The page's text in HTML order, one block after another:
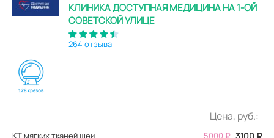
КЛИНИКА ДОСТУПНАЯ МЕДИЦИНА НА 1-ОЙ
СОВЕТСКОЙ УЛИЦЕ
264 отзыва
Цена, руб.:
КТ мягких тканей шеи 5000₽ 3100 ₽